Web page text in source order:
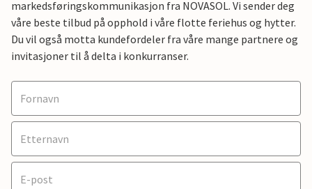
markedsføringskommunikasjon fra NOVASOL. Vi sender deg
våre beste tilbud på opphold i våre flotte feriehus og hytter.
Du vil også motta kundefordeler fra våre mange partnere og
invitasjoner til å delta i konkurranser.